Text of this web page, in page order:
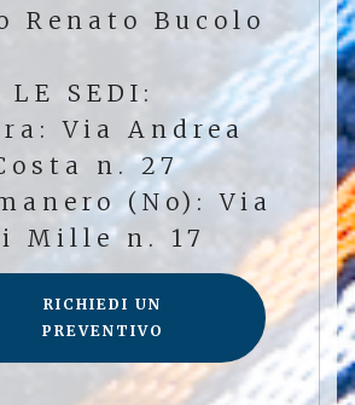
Renato Bucolo
LE SEDI:
Via Andrea
n. 27
(No): Via
Mille n. 17
RICHIEDI UN
PREVENTIVO